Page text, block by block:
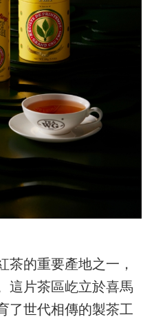
茶的重要產地之一，
這片茶區屹立於喜馬
了世代相傳的製茶工